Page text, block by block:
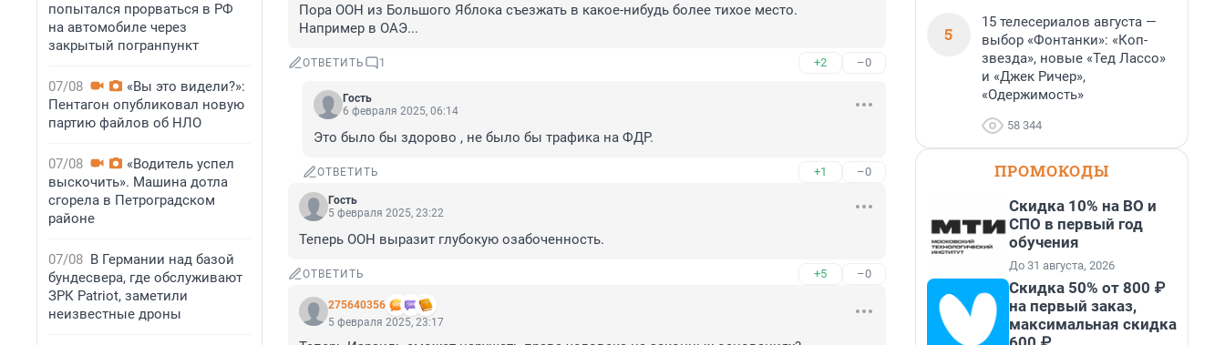
попытался прорваться в РФ
на автомобиле через
закрытый погранпункт
07/08
«Вы это видели?»:
Пентагон опубликовал новую
партию файлов об НЛО
07/08
«Водитель успел
выскочить». Машина дотла
сгорела в Петроградском
районе
07/08 В Германии над базой
бундесвера, где обслуживают
ЗРК Patriot, заметили
неизвестные дроны
Пора ООН из Большого Яблока съезжать в какое-нибудь более тихое место.
Например в ОАЭ...
ОТВЕТИТЬ 1 +2 –0
Гость
6 февраля 2025, 06:14
Это было бы здорово , не было бы трафика на ФДР.
ОТВЕТИТЬ +1 –0
Гость
5 февраля 2025, 23:22
Теперь ООН выразит глубокую озабоченность.
ОТВЕТИТЬ +5 –0
275640356
5 февраля 2025, 23:17
5
15 телесериалов августа —
выбор «Фонтанки»: «Коп-
звезда», новые «Тед Лассо»
и «Джек Ричер»,
«Одержимость»
58 344
ПРОМОКОДЫ
Скидка 10% на ВО и
СПО в первый год
обучения
До 31 августа, 2026
Скидка 50% от 800 ₽
на первый заказ,
максимальная скидка